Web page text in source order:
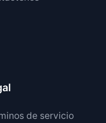
de servicio